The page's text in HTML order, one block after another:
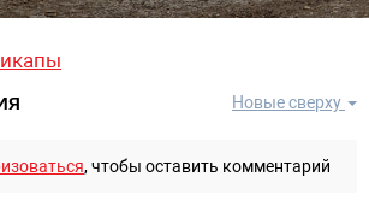
Новые сверху
, чтобы оставить комментарий